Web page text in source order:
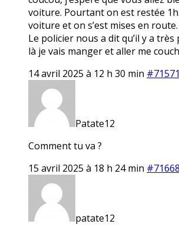
voiture. Pourtant on est restée
voiture et on s’est mises en
Le policier nous a dit qu’il y a
là je vais manger et aller me
14 avril 2025 à 12 h 30 min #71571
Patate12
Comment tu va ?
15 avril 2025 à 18 h 24 min #71668
patate12